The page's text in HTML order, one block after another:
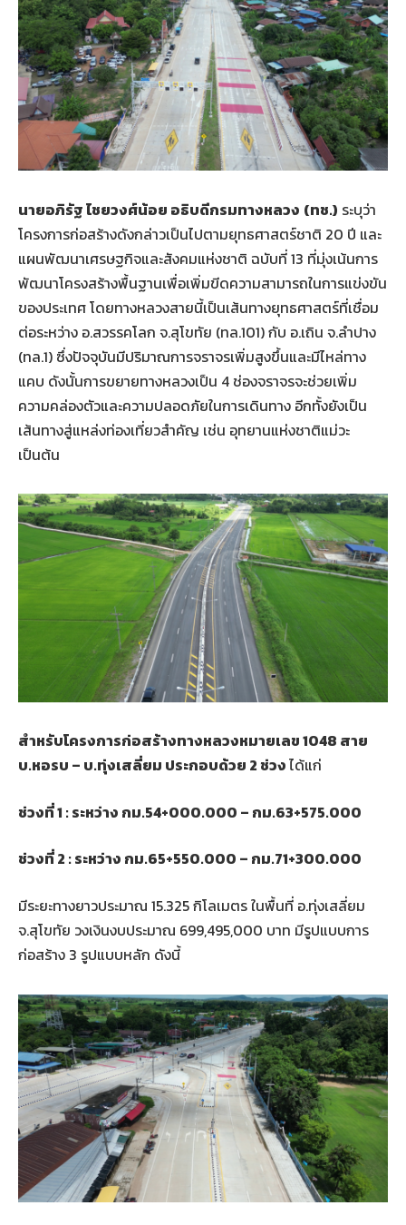
นายอภิรัฐ ไชยวงศ์น้อย อธิบดีกรมทางหลวง (ทช.) ระบุว่า
โครงการก่อสร้างดังกล่าวเป็นไปตามยุทธศาสตร์ชาติ 20 ปี และ
แผนพัฒนาเศรษฐกิจและสังคมแห่งชาติ ฉบับที่ 13 ที่มุ่งเน้นการ
พัฒนาโครงสร้างพื้นฐานเพื่อเพิ่มขีดความสามารถในการแข่งขัน
ของประเทศ โดยทางหลวงสายนี้เป็นเส้นทางยุทธศาสตร์ที่เชื่อม
ต่อระหว่าง อ.สวรรคโลก จ.สุโขทัย (ทล.101) กับ อ.เถิน จ.ลำปาง
(ทล.1) ซึ่งปัจจุบันมีปริมาณการจราจรเพิ่มสูงขึ้นและมีไหล่ทาง
แคบ ดังนั้นการขยายทางหลวงเป็น 4 ช่องจราจรจะช่วยเพิ่ม
ความคล่องตัวและความปลอดภัยในการเดินทาง อีกทั้งยังเป็น
เส้นทางสู่แหล่งท่องเที่ยวสำคัญ เช่น อุทยานแห่งชาติแม่วะ
เป็นต้น
สำหรับโครงการก่อสร้างทางหลวงหมายเลข 1048 สาย
บ.หอรบ – บ.ทุ่งเสลี่ยม ประกอบด้วย 2 ช่วงได้แก่
ช่วงที่ 1 : ระหว่าง กม.54+000.000 – กม.63+575.000
ช่วงที่ 2 : ระหว่าง กม.65+550.000 – กม.71+300.000
มีระยะทางยาวประมาณ 15.325 กิโลเมตร ในพื้นที่ อ.ทุ่งเสลี่ยม
จ.สุโขทัย วงเงินงบประมาณ 699,495,000 บาท มีรูปแบบการ
ก่อสร้าง 3 รูปแบบหลัก ดังนี้